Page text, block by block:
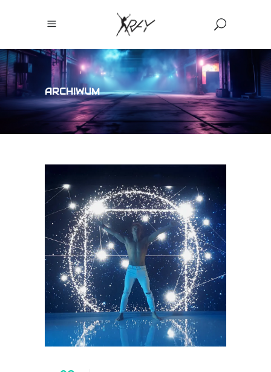
ARCHIWUM